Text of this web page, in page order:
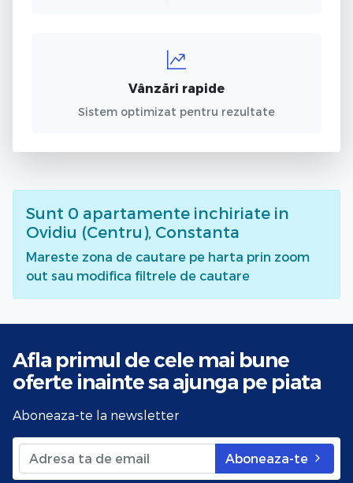
Vânzări rapide
Sistem optimizat pentru rezultate
Sunt 0 apartamente inchiriate in
Ovidiu (Centru), Constanta
Mareste zona de cautare pe harta prin zoom
out sau modifica filtrele de cautare
Afla primul de cele mai bune
oferte inainte sa ajunga pe piata
Aboneaza-te la newsletter
Aboneaza-te